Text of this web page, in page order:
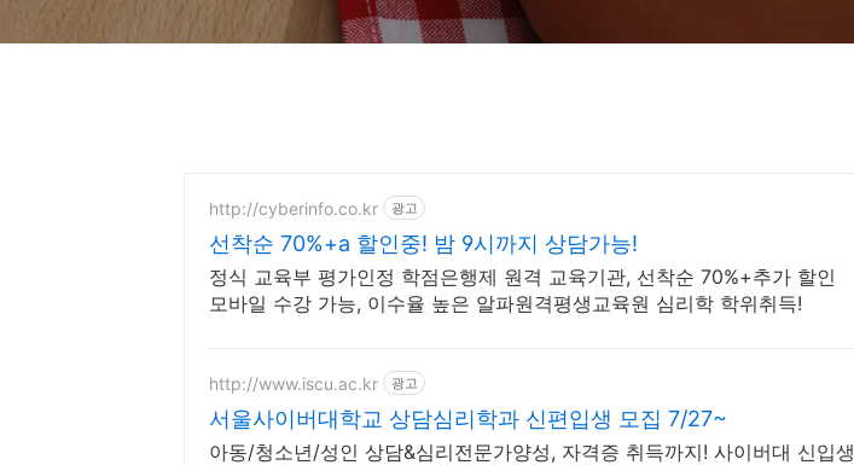
http://cyberinfo.co.kr 광고
선착순 70%+a 할인중! 밤 9시까지 상담가능!
정식 교육부 평가인정 학점은행제 원격 교육기관, 선착순 70%+추가 할인
모바일 수강 가능, 이수율 높은 알파원격평생교육원 심리학 학위취득!
http://www.iscu.ac.kr 광고
서울사이버대학교 상담심리학과 신편입생 모집 7/27~
아동/청소년/성인 상담&심리전문가양성, 자격증 취득까지! 사이버대 신입생